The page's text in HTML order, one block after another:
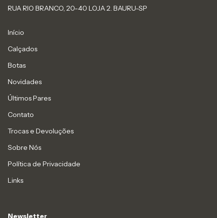
RUA RIO BRANCO, 20-40 LOJA 2. BAURU-SP
Início
Calçados
Botas
Novidades
Últimos Pares
Contato
Trocas e Devoluções
Sobre Nós
Política de Privacidade
Links
Newsletter